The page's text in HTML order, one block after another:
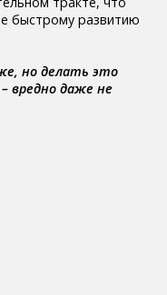
быстрому развитию
но делать это
вредно даже не